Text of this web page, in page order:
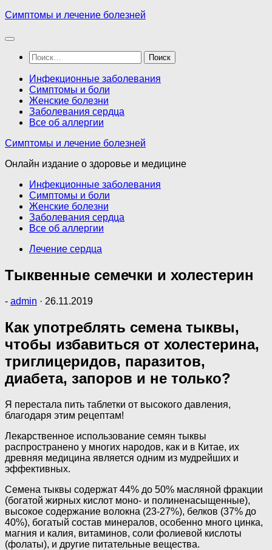
Перейти
содержимому
Симптомы и лечение болезней
Найти:
Инфекционные заболевания
Симптомы и боли
Женские болезни
Заболевания сердца
Все об аллергии
Симптомы и лечение болезней
Онлайн издание о здоровье и медицине
Инфекционные заболевания
Симптомы и боли
Женские болезни
Заболевания сердца
Все об аллергии
Лечение сердца
Тыквенные семечки и холестерин
- admin · 26.11.2019
Как употреблять семена тыквы,
чтобы избавиться от холестерина,
триглицеридов, паразитов,
диабета, запоров и не только?
Я перестала пить таблетки от высокого давления,
благодаря этим рецептам!
Лекарственное использование семян тыквы
распространено у многих народов, как и в Китае, их
древняя медицина является одним из мудрейших и
эффективных.
Семена тыквы содержат 44% до 50% масляной фракции
(богатой жирных кислот моно- и полиненасыщенные),
высокое содержание волокна (23-27%), белков (37% до
40%), богатый состав минералов, особенно много цинка,
магния и калия, витаминов, соли фолиевой кислоты
(фолаты), и другие питательные вещества.